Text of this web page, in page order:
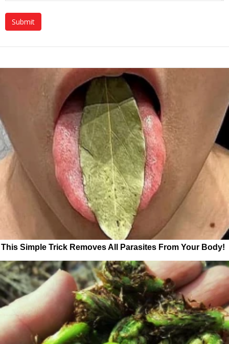
This Simple Trick Removes All Parasites From Your Body!